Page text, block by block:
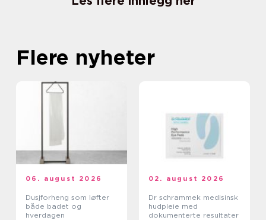
Flere nyheter
06. august 2026
Dusjforheng som løfter
både badet og
hverdagen
02. august 2026
Dr schrammek medisinsk
hudpleie med
dokumenterte resultater